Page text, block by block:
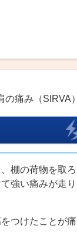
痛み（SIRVA）
棚の荷物を取ろ
強い痛みが走り
つけたことが痛